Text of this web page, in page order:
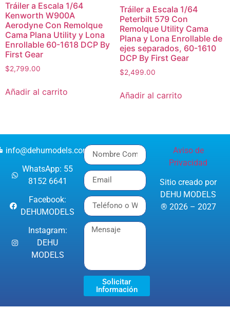
Tráiler a Escala 1/64
Kenworth W900A
Aerodyne Con Remolque
Cama Plana Utility y Lona
Enrollable 60-1618 DCP By
First Gear
$2,799.00
Añadir al carrito
Tráiler a Escala 1/64
Peterbilt 579 Con
Remolque Utility Cama
Plana y Lona Enrollable de
ejes separados, 60-1610
DCP By First Gear
$2,499.00
Añadir al carrito
info@dehumodels.com
WhatsApp: 55
8152 6641
Facebook:
DEHUMODELS
Instagram:
DEHU
MODELS
Solicitar
Información
Aviso de
Privacidad
Sitio creado por
DEHU MODELS
® 2026 – 2027